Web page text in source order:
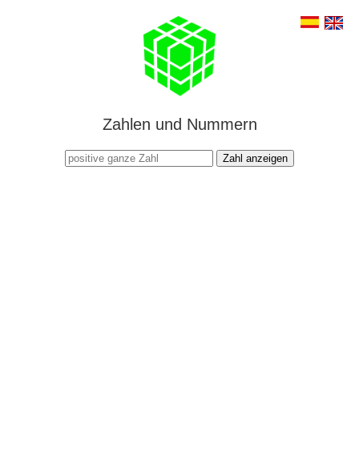
Zahlen und Nummern
Zahl anzeigen